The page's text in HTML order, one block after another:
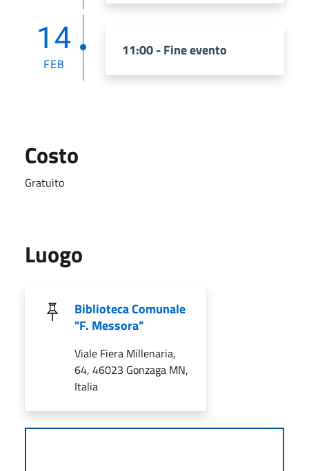
14
FEB
11:00 - Fine evento
Costo
Gratuito
Luogo
Biblioteca Comunale
"F. Messora"
Viale Fiera Millenaria,
64, 46023 Gonzaga MN,
Italia